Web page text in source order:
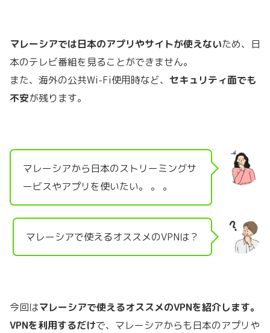
マレーシアでは日本のアプリやサイトが使えないため、日
本のテレビ番組を見ることができません。
また、海外の公共Wi-Fi使用時など、 セキュリティ面でも
不安が残ります。
マレーシアから日本のストリーミングサ
ービスやアプリを使いたい。 。 。
マレーシアで使えるオススメのVPNは？
今回はマレーシアで使えるオススメのVPNを紹介します。
VPNを利用するだけで、 マレーシアからも日本のアプリや